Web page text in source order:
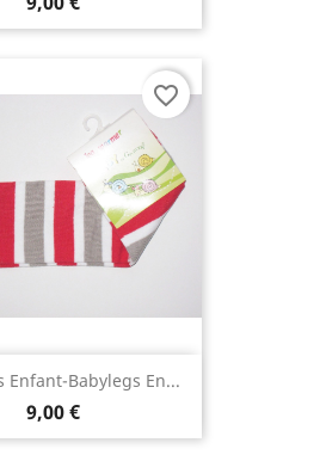
Enfant-Babylegs En...
9,00 €
favorite_border